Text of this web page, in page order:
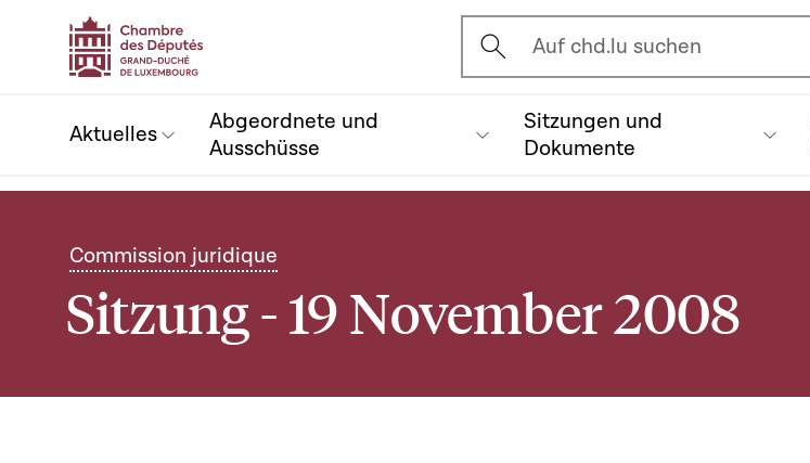
Ouvrir l'écran de recherche
Auf chd.lu suchen
Aktuelles
Abgeordnete und
Ausschüsse
Sitzungen und
Dokumente
Commission juridique
Sitzung - 19 November 2008